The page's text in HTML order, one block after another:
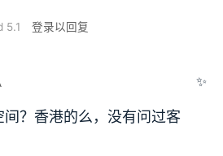
5.1 登录以回复
✨
间？香港的么，没有问过客